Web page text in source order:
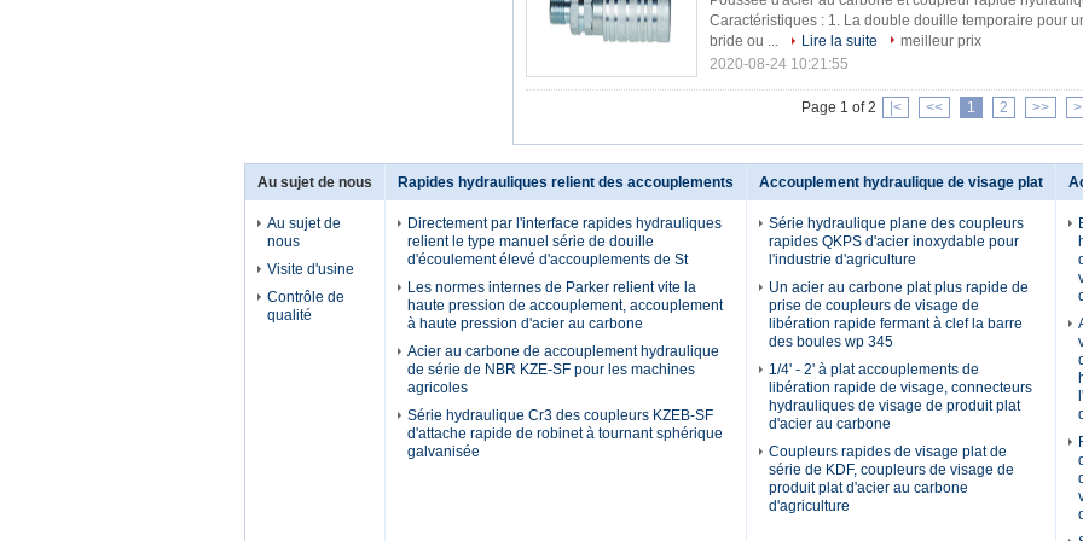
Caractéristiques : 1. La double douille temporaire pour
bride ou ...
Lire la suite
meilleur prix
2020-08-24 10:21:55
Page 1 of 2 |< << 1 2 >> >|
Au sujet de nous
Au sujet de
nous
Visite d'usine
Contrôle de
qualité
Rapides hydrauliques relient des accouplements
Directement par l'interface rapides hydrauliques
relient le type manuel série de douille
d'écoulement élevé d'accouplements de St
Les normes internes de Parker relient vite la
haute pression de accouplement, accouplement
à haute pression d'acier au carbone
Acier au carbone de accouplement hydraulique
de série de NBR KZE-SF pour les machines
agricoles
Série hydraulique Cr3 des coupleurs KZEB-SF
d'attache rapide de robinet à tournant sphérique
galvanisée
Accouplement hydraulique de visage plat
Série hydraulique plane des coupleurs
rapides QKPS d'acier inoxydable pour
l'industrie d'agriculture
Un acier au carbone plat plus rapide de
prise de coupleurs de visage de
libération rapide fermant à clef la barre
des boules wp 345
1/4' - 2' à plat accouplements de
libération rapide de visage, connecteurs
hydrauliques de visage de produit plat
d'acier au carbone
Coupleurs rapides de visage plat de
série de KDF, coupleurs de visage de
produit plat d'acier au carbone
d'agriculture